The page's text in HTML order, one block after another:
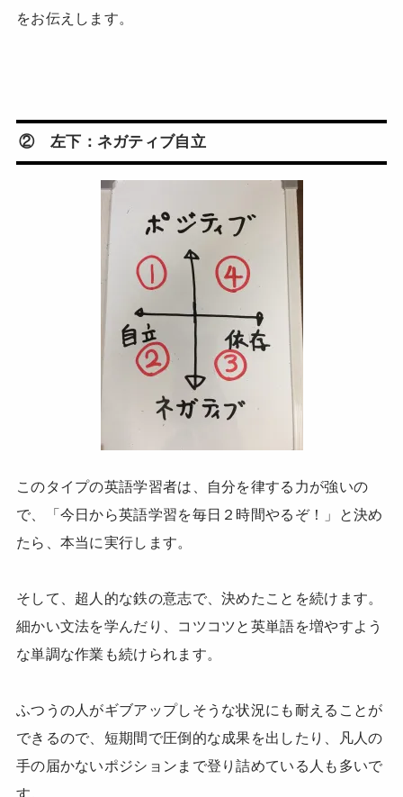
をお伝えします。
② 左下：ネガティブ自立
このタイプの英語学習者は、自分を律する力が強いの
で、「今日から英語学習を毎日２時間やるぞ！」と決め
たら、本当に実行します。
そして、超人的な鉄の意志で、決めたことを続けます。
細かい文法を学んだり、コツコツと英単語を増やすよう
な単調な作業も続けられます。
ふつうの人がギブアップしそうな状況にも耐えることが
できるので、短期間で圧倒的な成果を出したり、凡人の
手の届かないポジションまで登り詰めている人も多いで
す。